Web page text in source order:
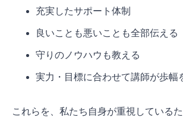
充実したサポート体制
良いことも悪いことも全部伝える
守りのノウハウも教える
実力・目標に合わせて講師が歩幅
これらを、私たち自身が重視しているた